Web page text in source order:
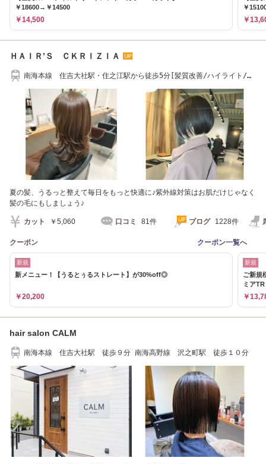
￥18600→￥14500
￥14,500
￥
￥
ＨＡＩＲ’Ｓ ＣＫＲＩＺＩＡ
南海本線 住吉大社駅・住之江駅から徒歩5分[髪質改善/ハイライト/イ
夏の髪、うるっと整えて毎日をもっと快適に♪紫外線対策はお肌だけじゃなく
髪の毛にもしましょう♪
カット ￥5,060 口コミ 81件 ブログ 1228件
クーポン クーポン一覧へ
新規
新メニュー！【うるとぅるストレート】が30%off◎
￥20,200
新規
ご新規
ミアTR
￥
hair salon CALM
南海本線 住吉大社駅 徒歩９分 南海高野線 沢之町駅 徒歩１０分